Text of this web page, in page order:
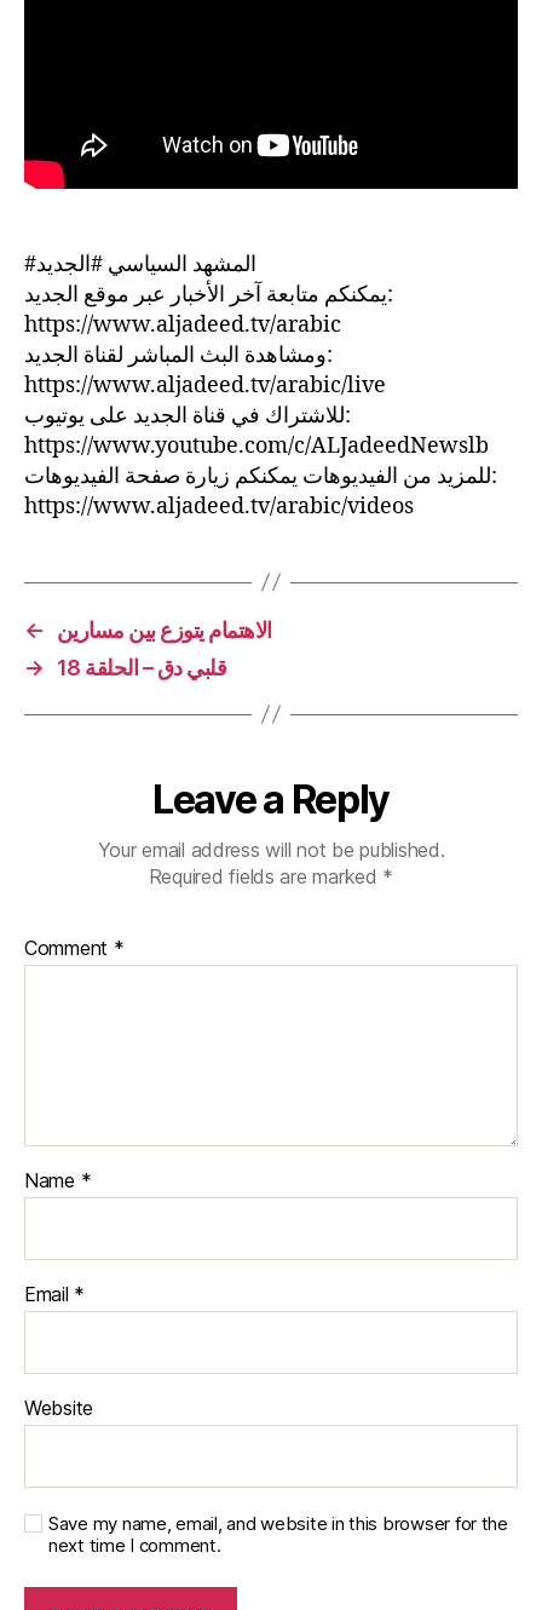
#المشهد السياسي #الجديد
يمكنكم متابعة آخر الأخبار عبر موقع الجديد:
https://www.aljadeed.tv/arabic
ومشاهدة البث المباشر لقناة الجديد:
https://www.aljadeed.tv/arabic/live
للاشتراك في قناة الجديد على يوتيوب:
https://www.youtube.com/c/ALJadeedNewslb
للمزيد من الفيديوهات يمكنكم زيارة صفحة الفيديوهات:
https://www.aljadeed.tv/arabic/videos
←
الاهتمام يتوزع بين مسارين
→
قلبي دق – الحلقة 18
Leave a Reply
Your email address will not be published.
Required fields are marked *
Comment *
Name *
Email *
Website
Save my name, email, and website in this browser for the
next time I comment.